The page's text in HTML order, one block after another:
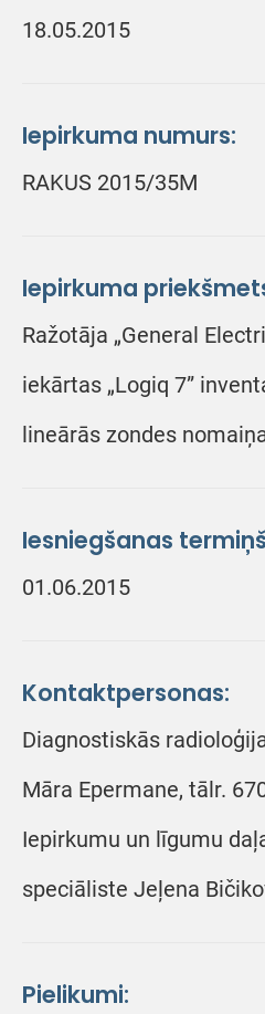
18.05.2015
Iepirkuma numurs:
RAKUS 2015/35M
Iepirkuma
Ražotāja „General
iekārtas „Logiq 7”
lineārās zondes
Iesniegšanas
01.06.2015
Kontaktpersonas:
Diagnostiskās
Māra Epermane, tālr.
Iepirkumu un līgumu
speciāliste Jeļena
Pielikumi: